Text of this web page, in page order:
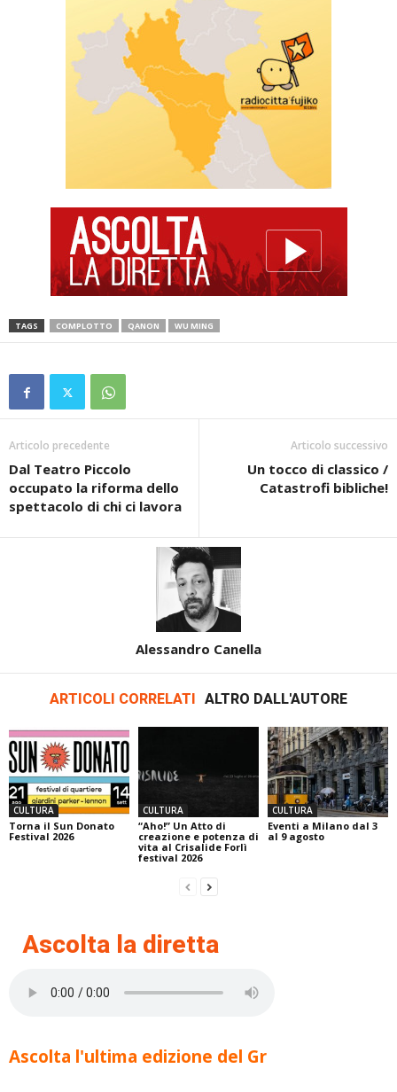
TAGS COMPLOTTO QANON WU MING
Articolo precedente
Dal Teatro Piccolo
occupato la riforma dello
spettacolo di chi ci lavora
Articolo successivo
Un tocco di classico /
Catastrofi bibliche!
Alessandro Canella
ARTICOLI CORRELATI ALTRO DALL'AUTORE
CULTURA
Torna il Sun Donato
Festival 2026
CULTURA
“Aho!” Un Atto di
creazione e potenza di
vita al Crisalide Forlì
festival 2026
CULTURA
Eventi a Milano dal 3
al 9 agosto
Ascolta la diretta
Ascolta l'ultima edizione del Gr